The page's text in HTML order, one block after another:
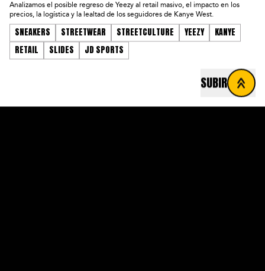
Analizamos el posible regreso de Yeezy al retail masivo, el impacto en los
precios, la logística y la lealtad de los seguidores de Kanye West.
SNEAKERS STREETWEAR STREETCULTURE YEEZY
KANYE
RETAIL
SLIDES JD SPORTS
SUBIR